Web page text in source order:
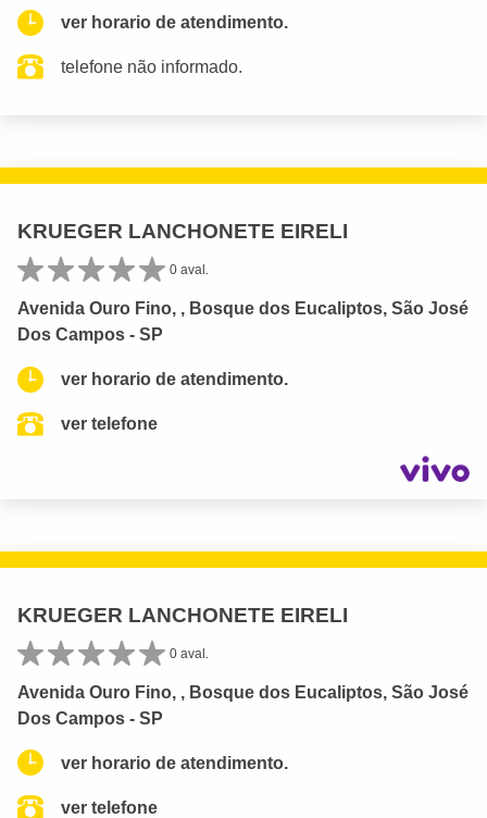
ver horario de atendimento.
telefone não informado.
KRUEGER LANCHONETE EIRELI
0 aval.
Avenida Ouro Fino, , Bosque dos Eucaliptos, São José
Dos Campos - SP
ver horario de atendimento.
ver telefone
KRUEGER LANCHONETE EIRELI
0 aval.
Avenida Ouro Fino, , Bosque dos Eucaliptos, São José
Dos Campos - SP
ver horario de atendimento.
ver telefone